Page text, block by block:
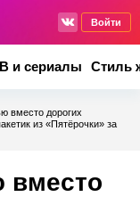
Войти
и сериалы Стиль
вместо дорогих
из «Пятёрочки» за
вместо